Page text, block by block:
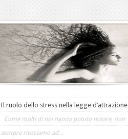
Il ruolo dello stress nella legge d’attrazione
Come molti di noi hanno potuto notare, non
sempre riusciamo ad...